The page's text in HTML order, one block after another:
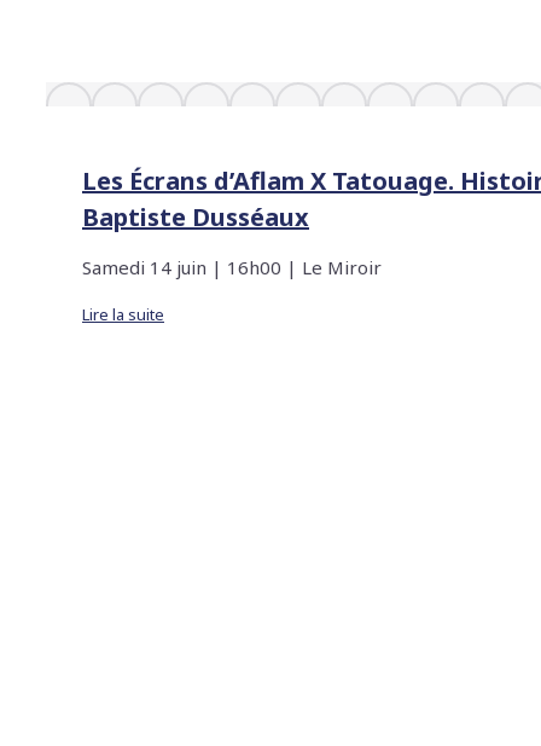
Les Écrans d’Aflam X Tatouage.
Baptiste Dusséaux
Samedi 14 juin | 16h00 | Le Miroir
Lire la suite